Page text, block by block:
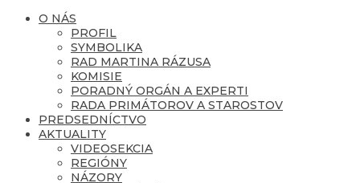
O NÁS
PROFIL
SYMBOLIKA
RAD MARTINA RÁZUSA
KOMISIE
PORADNÝ ORGÁN A EXPERTI
RADA PRIMÁTOROV A STAROSTOV
PREDSEDNÍCTVO
AKTUALITY
VIDEOSEKCIA
REGIÓNY
NÁZORY